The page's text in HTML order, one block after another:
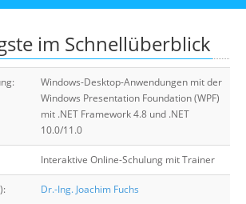
im Schnellüberblick
Windows-Desktop-Anwendungen mit der
Windows Presentation Foundation (WPF)
mit .NET Framework 4.8 und .NET
10.0/11.0
Interaktive Online-Schulung mit Trainer
Dr.-Ing. Joachim Fuchs